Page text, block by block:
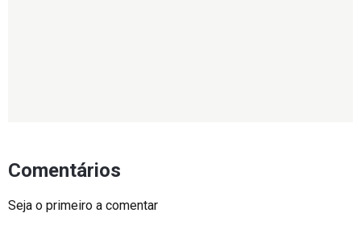
Comentários
Seja o primeiro a comentar